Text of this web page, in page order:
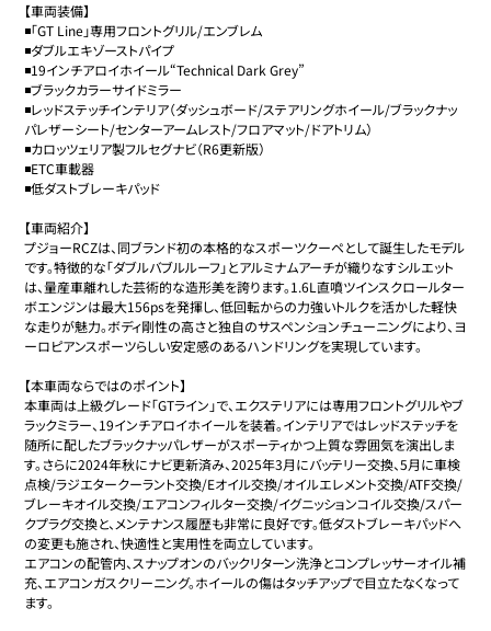
【車両装備】
◾️「GT Line」専用フロントグリル/エンブレム
◾️ダブルエキゾーストパイプ
◾️19インチアロイホイール“Technical Dark Grey”
◾️ブラックカラーサイドミラー
◾️レッドステッチインテリア（ダッシュボード/ステアリングホイール/ブラックナッ
パレザーシート/センターアームレスト/フロアマット/ドアトリム）
◾️カロッツェリア製フルセグナビ（R6更新版）
◾️ETC車載器
◾️低ダストブレーキパッド
【車両紹介】
プジョーRCZは、同ブランド初の本格的なスポーツクーペとして誕生したモデル
です。特徴的な「ダブルバブルルーフ」とアルミナムアーチが織りなすシルエット
は、量産車離れした芸術的な造形美を誇ります。1.6L直噴ツインスクロールター
ボエンジンは最大156psを発揮し、低回転からの力強いトルクを活かした軽快
な走りが魅力。ボディ剛性の高さと独自のサスペンションチューニングにより、ヨ
ーロピアンスポーツらしい安定感のあるハンドリングを実現しています。
【本車両ならではのポイント】
本車両は上級グレード「GTライン」で、エクステリアには専用フロントグリルやブ
ラックミラー、19インチアロイホイールを装着。インテリアではレッドステッチを
随所に配したブラックナッパレザーがスポーティかつ上質な雰囲気を演出しま
す。さらに2024年秋にナビ更新済み、2025年3月にバッテリー交換、5月に車検
点検/ラジエタークーラント交換/Eオイル交換/オイルエレメント交換/ATF交換/
ブレーキオイル交換/エアコンフィルター交換/イグニッションコイル交換/スパー
クプラグ交換と、メンテナンス履歴も非常に良好です。低ダストブレーキパッドへ
の変更も施され、快適性と実用性を両立しています。
エアコンの配管内、スナップオンのバックリターン洗浄とコンプレッサーオイル補
充、エアコンガスクリーニング。ホイールの傷はタッチアップで目立たなくなって
ます。